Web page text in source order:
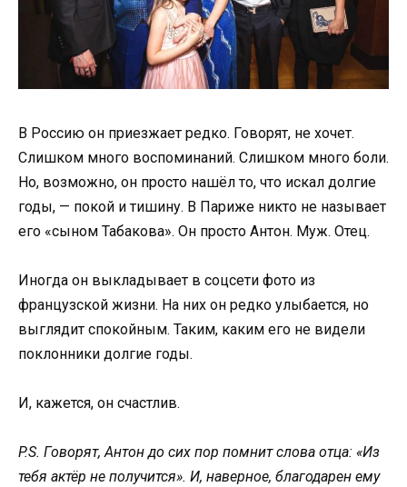
В Россию он приезжает редко. Говорят, не хочет.
Слишком много воспоминаний. Слишком много боли.
Но, возможно, он просто нашёл то, что искал долгие
годы, — покой и тишину. В Париже никто не называет
его «сыном Табакова». Он просто Антон. Муж. Отец.
Иногда он выкладывает в соцсети фото из
французской жизни. На них он редко улыбается, но
выглядит спокойным. Таким, каким его не видели
поклонники долгие годы.
И, кажется, он счастлив.
P.S. Говорят, Антон до сих пор помнит слова отца: «Из
тебя актёр не получится». И, наверное, благодарен ему